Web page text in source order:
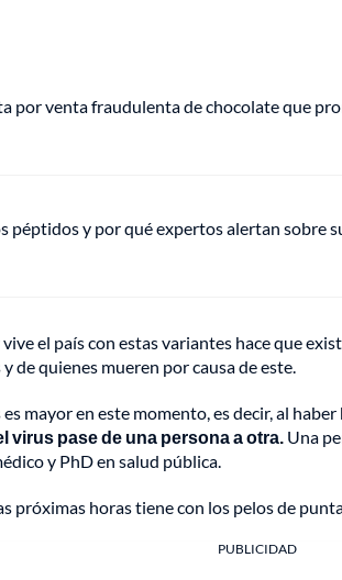
por venta fraudulenta de chocolate que
péptidos y por qué expertos alertan sobre
el país con estas variantes hace que
de quienes mueren por causa de este.
mayor en este momento, es decir, al
virus pase de una persona a otra. Una
y PhD en salud pública.
próximas horas tiene con los pelos de
PUBLICIDAD